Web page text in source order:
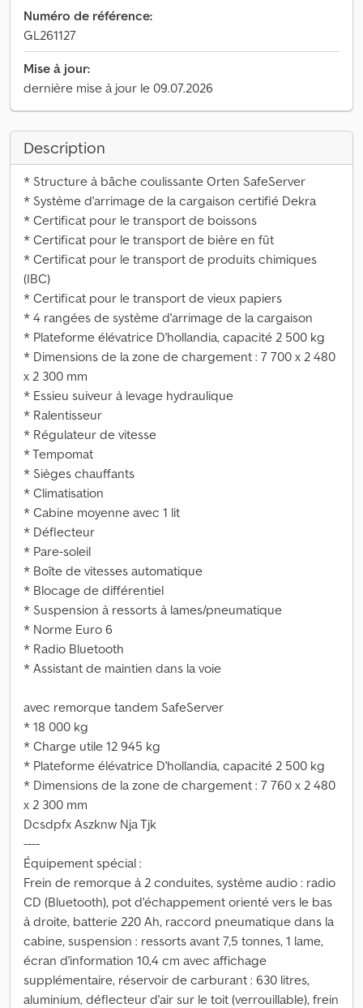
Numéro de référence:
GL261127
Mise à jour:
dernière mise à jour le 09.07.2026
Description
* Structure à bâche coulissante Orten SafeServer
* Système d'arrimage de la cargaison certifié Dekra
* Certificat pour le transport de boissons
* Certificat pour le transport de bière en fût
* Certificat pour le transport de produits chimiques
(IBC)
* Certificat pour le transport de vieux papiers
* 4 rangées de système d'arrimage de la cargaison
* Plateforme élévatrice D'hollandia, capacité 2 500 kg
* Dimensions de la zone de chargement : 7 700 x 2 480
x 2 300 mm
* Essieu suiveur à levage hydraulique
* Ralentisseur
* Régulateur de vitesse
* Tempomat
* Sièges chauffants
* Climatisation
* Cabine moyenne avec 1 lit
* Déflecteur
* Pare-soleil
* Boîte de vitesses automatique
* Blocage de différentiel
* Suspension à ressorts à lames/pneumatique
* Norme Euro 6
* Radio Bluetooth
* Assistant de maintien dans la voie
avec remorque tandem SafeServer
* 18 000 kg
* Charge utile 12 945 kg
* Plateforme élévatrice D'hollandia, capacité 2 500 kg
* Dimensions de la zone de chargement : 7 760 x 2 480
x 2 300 mm
Dcsdpfx Aszknw Nja Tjk
----
Équipement spécial :
Frein de remorque à 2 conduites, système audio : radio
CD (Bluetooth), pot d'échappement orienté vers le bas
à droite, batterie 220 Ah, raccord pneumatique dans la
cabine, suspension : ressorts avant 7,5 tonnes, 1 lame,
écran d'information 10,4 cm avec affichage
supplémentaire, réservoir de carburant : 630 litres,
aluminium, déflecteur d'air sur le toit (verrouillable), frein